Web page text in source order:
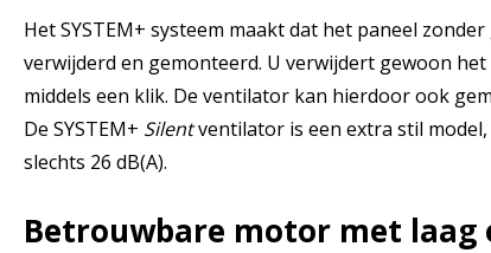
Het SYSTEM+ systeem maakt dat het paneel
verwijderd en gemonteerd. U verwijdert gewoon
middels een klik. De ventilator kan hierdoor ook
De SYSTEM+ Silentventilator is een extra stil
slechts 26 dB(A).
Betrouwbare motor met laag